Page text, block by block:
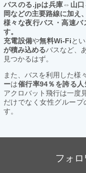
バスのる.jpは兵庫⇔山口
岡などの主要路線に加え
様々な夜行バス・高速バ
す。
充電設備や無料Wi-Fiと
が積み込めるバスなど、
見つかるはず。
また、バスを利用した様
ーは催行率94％を誇る
アクロバット飛行は一度
だけでなく女性グルー
す。
フォ